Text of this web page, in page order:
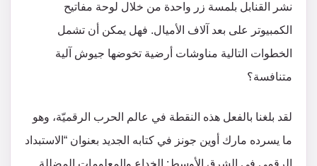
نشر القنابل بلمسة زر واحدة من خلال لوحة مفاتيح
الكمبيوتر على بعد آلاف الأميال. فهل يمكن أن تشمل
الخطوات التالية مناوشات أرضية تخوضها جيوش آلية
متنافسة؟
لقد بلغنا بالفعل هذه النقطة في عالم الحرب الرقميّة، وهو
ما يسرده مارك أوين جونز في كتابه الجديد بعنوان “الاستبداد
الرقمي في الشرق الأوسط: الخداع والمعلومات المضللة